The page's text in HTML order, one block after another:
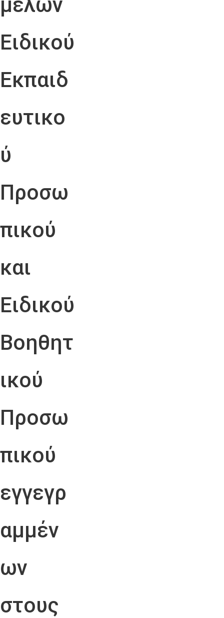
Ειδικού
Εκπαιδ
ευτικο
ύ
Προσω
πικού
και
Ειδικού
Βοηθητ
ικού
Προσω
πικού
εγγεγρ
αμμέν
ων
στους